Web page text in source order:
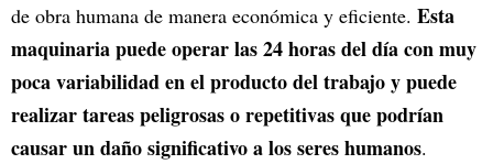
de obra humana de manera económica y eficiente. Esta
maquinaria puede operar las 24 horas del día con muy
poca variabilidad en el producto del trabajo y puede
realizar tareas peligrosas o repetitivas que podrían
causar un daño significativo a los seres humanos.